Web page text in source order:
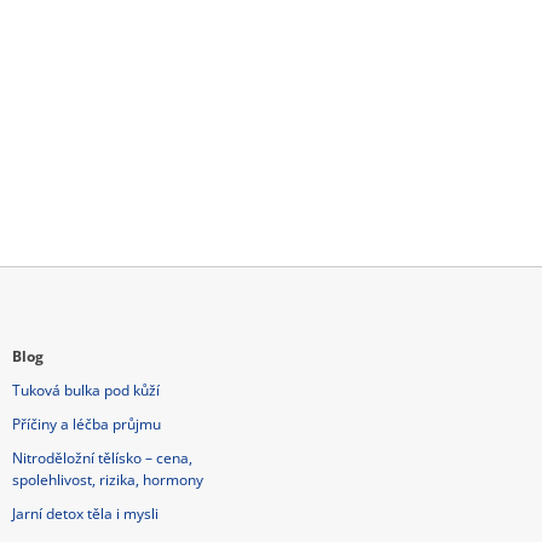
Blog
Tuková bulka pod kůží
Příčiny a léčba průjmu
Nitroděložní tělísko – cena,
spolehlivost, rizika, hormony
Jarní detox těla i mysli